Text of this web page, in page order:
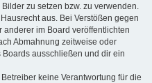
zu setzen bzw. zu verwenden.
aus. Bei Verstößen gegen
im Board veröffentlichten
Abmahnung zeitweise oder
ausschließen und dir ein
keine Verantwortung für die